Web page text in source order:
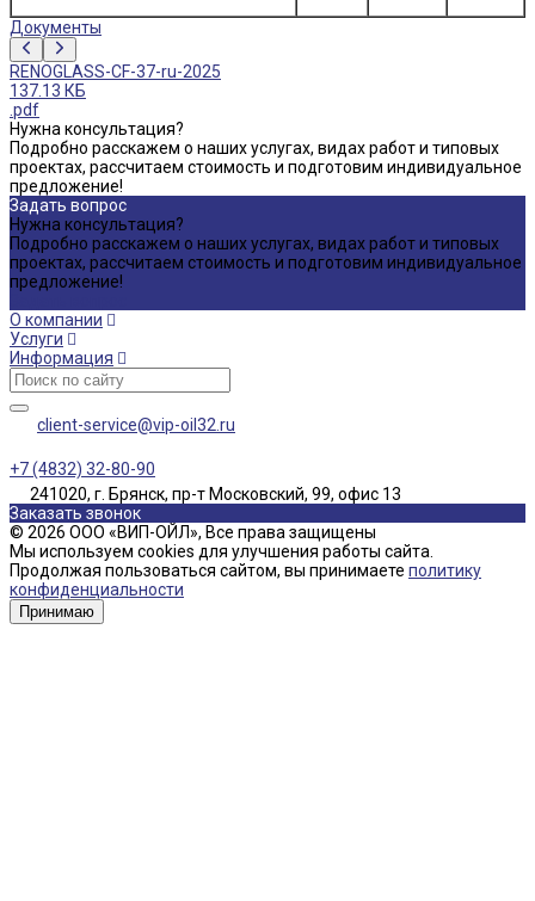
Документы
RENOGLASS-CF-37-ru-2025
137.13 КБ
.pdf
Нужна консультация?
Подробно расскажем о наших услугах, видах работ и типовых
проектах, рассчитаем стоимость и подготовим индивидуальное
предложение!
Задать вопрос
Нужна консультация?
Подробно расскажем о наших услугах, видах работ и типовых
проектах, рассчитаем стоимость и подготовим индивидуальное
предложение!
О компании
Услуги
Информация
client-service@vip-oil32.ru
+7 (4832) 32-80-90
241020, г. Брянск, пр-т Московский, 99, офис 13
Заказать звонок
© 2026 ООО «ВИП-ОЙЛ», Все права защищены
Мы используем cookies для улучшения работы сайта.
Продолжая пользоваться сайтом, вы принимаете политику
конфиденциальности
Принимаю